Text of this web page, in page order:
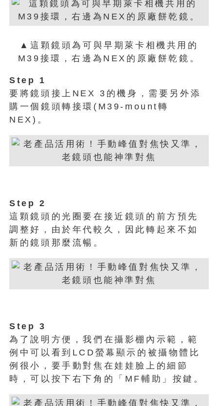
▲這顆鏡頭為可與早期萊卡相機共用的
M39接環，右邊為NEX的原廠餅乾鏡。
Step 1
要將鏡頭接上NEX 3的機身，需要另外添
購一個鏡頭轉接環(M39-mount轉
NEX)。
Step 2
這顆鏡頭的光圈要在接近鏡頭的前方預先
調整好，由於年代較久，因此轉起來不如
新的鏡頭那麼流暢。
Step 3
為了說明方便，我們在攝影棚內示範，範
例中可以看到LCD螢幕顯示的被攝物體比
例很小，要手動對焦在娃娃臉上的細節
時，可以按下右下角的「MF輔助」按鍵。